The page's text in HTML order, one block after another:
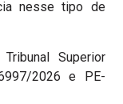
nesse tipo de
Superior
2026 e PE-